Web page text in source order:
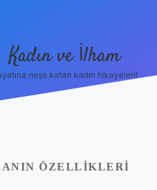
Kadın ve İlham
neşe katan kadın hikayeleri!
ÖZELLIKLERI